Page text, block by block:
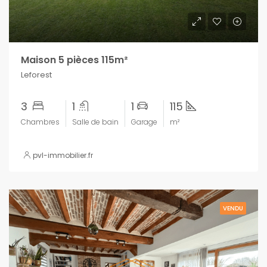
Maison 5 pièces 115m²
Leforest
3
Chambres
1
Salle de bain
1
Garage
115
m²
pvl-immobilier.fr
VENDU